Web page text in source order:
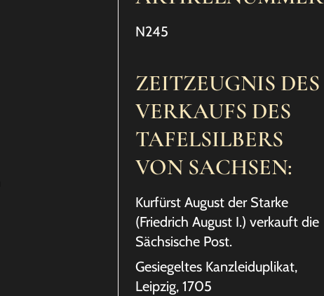
N245
ZEITZEUGNIS DES
VERKAUFS DES
TAFELSILBERS
VON SACHSEN:
Kurfürst August der Starke
(Friedrich August I.) verkauft die
Sächsische Post.
Gesiegeltes Kanzleiduplikat,
Leipzig, 1705